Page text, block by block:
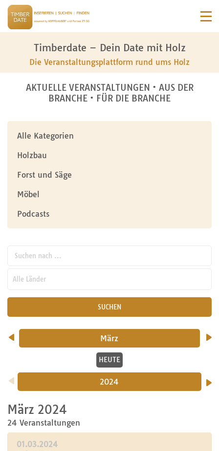
Timberdate – Dein Date mit Holz
Die Veranstaltungsplattform rund ums Holz
AKTUELLE VERANSTALTUNGEN • AUS DER
BRANCHE • FÜR DIE BRANCHE
Alle Kategorien
Holzbau
Forst und Säge
Möbel
Podcasts
SUCHEN
März
HEUTE
2024
März 2024
24 Veranstaltungen
01.03.2024